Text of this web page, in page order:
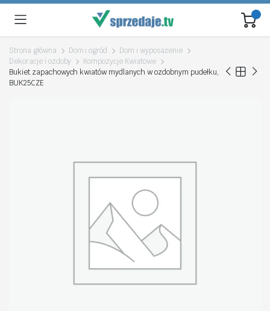
Strona główna Dom i ogród
Dom i wyposażenie
Dekoracje i ozdoby
Kompozycje Kwiatowe
Bukiet zapachowych kwiatów mydlanych w ozdobnym pudełku,
BUK25CZE